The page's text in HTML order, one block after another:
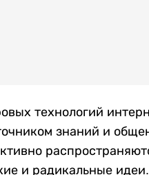
технологий
знаний и
и радикальные